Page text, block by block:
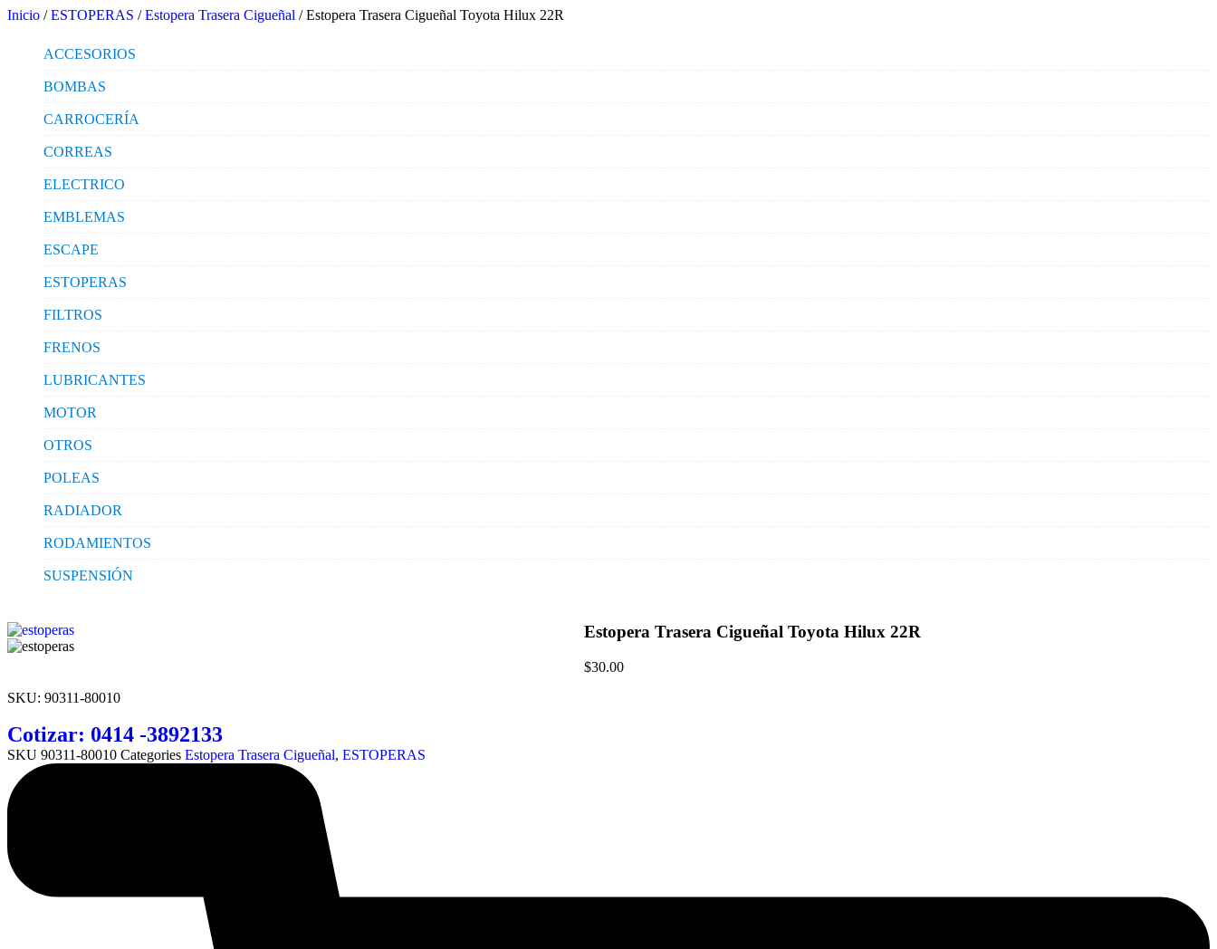
Inicio /ESTOPERAS /Estopera Trasera Cigueñal / Estopera Trasera Cigueñal Toyota Hilux 22R
ACCESORIOS
BOMBAS
CARROCERÍA
CORREAS
ELECTRICO
EMBLEMAS
ESCAPE
ESTOPERAS
FILTROS
FRENOS
LUBRICANTES
MOTOR
OTROS
POLEAS
RADIADOR
RODAMIENTOS
SUSPENSIÓN
Estopera Trasera Cigueñal Toyota Hilux 22R
$30.00
SKU: 90311-80010
Cotizar: 0414 -3892133
SKU 90311-80010 Categories Estopera Trasera Cigueñal, ESTOPERAS